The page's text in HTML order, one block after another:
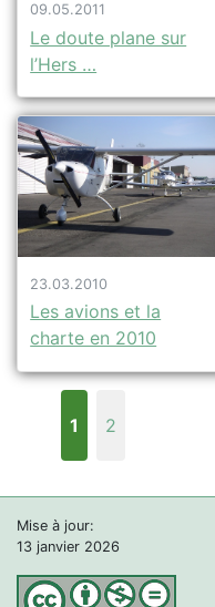
09.05.2011
Le doute plane sur
l’Hers …
23.03.2010
Les avions et la
charte en 2010
1 2
Mise à jour:
13 janvier 2026